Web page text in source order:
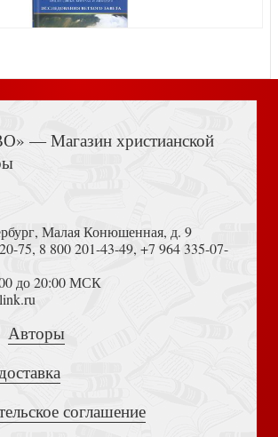
Уроки, извлеченные из его жизни и
творчества
Неумышленное фарисейство
книг Нового завета. Филиппийцам
Ф.М. Сила и правда России (2024)
— Магазин христианской
Малая Конюшенная, д. 9
75, 8 800 201-43-49, +7 964 335-07-
до 20:00 МСК
Авторы
соглашение